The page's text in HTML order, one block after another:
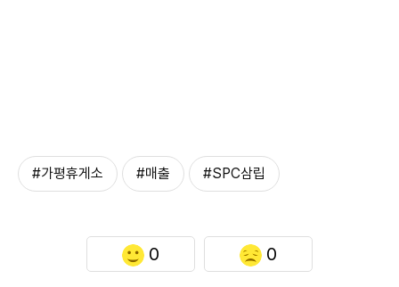
#가평휴게소 #매출 #SPC삼립
0 0